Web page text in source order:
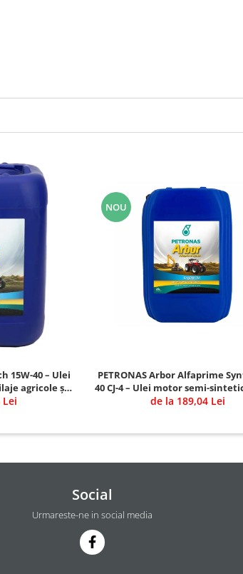
15W-40 – Ulei
agricole și
Lei
NOU
PETRONAS Arbor Alfaprime
40 CJ-4 – Ulei motor semi-
utilaje moderne
de la 189,04 Lei
Social
Urmareste-ne in social media